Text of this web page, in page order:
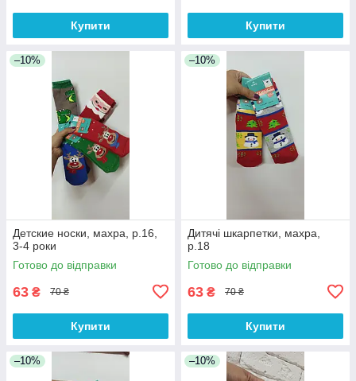
Купити Купити
–10%
Детские носки, махра, р.16,
3-4 роки
Готово до відправки
63 ₴ 70 ₴
Купити
–10%
Дитячі шкарпетки, махра,
р.18
Готово до відправки
63 ₴ 70 ₴
Купити
–10% –10%